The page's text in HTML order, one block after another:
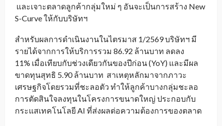
และเจาะตลาดลูกค้ากลุ่มใหม่ ๆ อันจะเป็นการสร้าง New
S-Curve ให้กับบริษัทฯ
สำหรับผลการดำเนินงานในไตรมาส 1/2569 บริษัทฯ มี
รายได้จากการให้บริการรวม 86.92 ล้านบาท ลดลง
11% เมื่อเทียบกับช่วงเดียวกันของปีก่อน (YoY) และมีผล
ขาดทุนสุทธิ 5.90 ล้านบาท สาเหตุหลักมาจากภาวะ
เศรษฐกิจโดยรวมที่ชะลอตัว ทำให้ลูกค้าบางกลุ่มชะลอ
การตัดสินใจลงทุนในโครงการขนาดใหญ่ ประกอบกับ
กระแสเทคโนโลยี AI ที่ส่งผลต่อความต้องการของตลาด